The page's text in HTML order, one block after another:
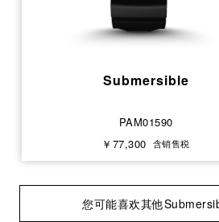
Submersible
PAM01590
￥77,300 含销售税
您可能喜欢其他